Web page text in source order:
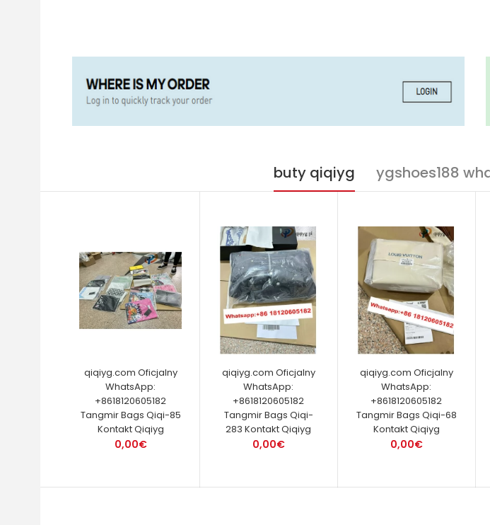
buty qiqiyg ygshoes188
qiqiyg.com Oficjalny
WhatsApp:
+8618120605182
Tangmir Bags Qiqi-85
Kontakt Qiqiyg
0,00€
qiqiyg.com Oficjalny
WhatsApp:
+8618120605182
Tangmir Bags Qiqi-
283 Kontakt Qiqiyg
0,00€
qiqiyg.com Oficjalny
WhatsApp:
+8618120605182
Tangmir Bags Qiqi-68
Kontakt Qiqiyg
0,00€